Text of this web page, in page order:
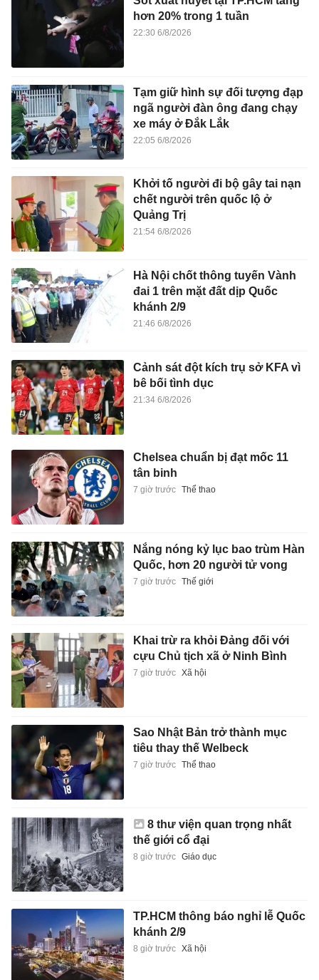
hơn 20% trong 1 tuần
22:30 6/8/2026
Tạm giữ hình sự đối tượng đạp
ngã người đàn ông đang chạy
xe máy ở Đắk Lắk
22:05 6/8/2026
Khởi tố người đi bộ gây tai nạn
chết người trên quốc lộ ở
Quảng Trị
21:54 6/8/2026
Hà Nội chốt thông tuyến Vành
đai 1 trên mặt đất dịp Quốc
khánh 2/9
21:46 6/8/2026
Cảnh sát đột kích trụ sở KFA vì
bê bối tình dục
21:34 6/8/2026
Chelsea chuẩn bị đạt mốc 11
tân binh
7 giờ trước Thể thao
Nắng nóng kỷ lục bao trùm Hàn
Quốc, hơn 20 người tử vong
7 giờ trước Thế giới
Khai trừ ra khỏi Đảng đối với
cựu Chủ tịch xã ở Ninh Bình
7 giờ trước Xã hội
Sao Nhật Bản trở thành mục
tiêu thay thế Welbeck
7 giờ trước Thể thao
8 thư viện quan trọng nhất
thế giới cổ đại
8 giờ trước Giáo dục
TP.HCM thông báo nghỉ lễ Quốc
khánh 2/9
8 giờ trước Xã hội